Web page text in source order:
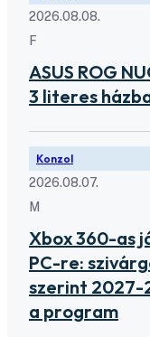
2026.08.08.
F
ASUS ROG
3 literes
Konzol
2026.08.07.
M
Xbox 360-as
PC-re:
szerint 2027-
a program